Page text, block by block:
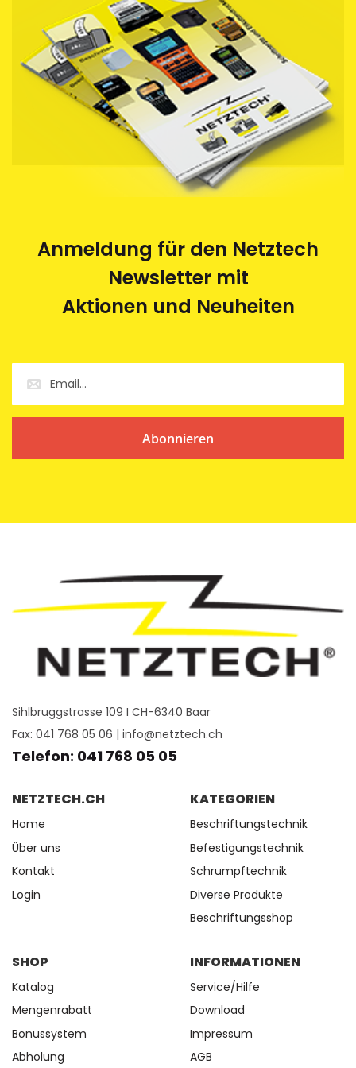
werden im Auftrag von Netztech von einem
Behindertenwerk zerlegt und die Rohstoffe der
Wiederverwertung zugeführt. Eine saubere und
umweltfreundliche Sache.
Anmeldung für den Netztech
Newsletter mit
Aktionen und Neuheiten
Abonnieren
Sihlbruggstrasse 109 I CH-6340 Baar
Fax: 041 768 05 06 | info@netztech.ch
Telefon: 041 768 05 05
NETZTECH.CH
Home
Über uns
Kontakt
Login
KATEGORIEN
Beschriftungstechnik
Befestigungstechnik
Schrumpftechnik
Diverse Produkte
Beschriftungsshop
SHOP
Katalog
Mengenrabatt
Bonussystem
Abholung
INFORMATIONEN
Service/Hilfe
Download
Impressum
AGB